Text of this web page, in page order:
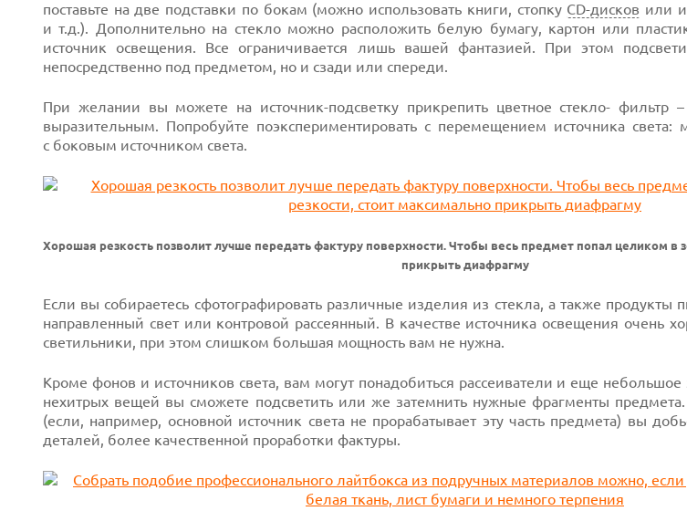
поставьте на две подставки по бокам (можно использовать книги, стопку CD-дисков или
и т.д.). Дополнительно на стекло можно расположить белую бумагу, картон или
источник освещения. Все ограничивается лишь вашей фантазией. При этом
непосредственно под предметом, но и сзади или спереди.
При желании вы можете на источник-подсветкуприкрепить цветное стекло- фильтр
выразительным. Попробуйте поэкспериментировать с перемещением источника света:
с боковым источником света.
Хорошая резкость позволит лучше передать фактуру поверхности. Чтобы весь предмет попал целиком в
прикрыть диафрагму
Если вы собираетесь сфотографировать различные изделия из стекла, а также продукты
направленный свет или контровой рассеянный. В качестве источника освещения очень
светильники, при этом слишком большая мощность вам не нужна.
Кроме фонов и источников света, вам могут понадобиться рассеиватели и еще
нехитрых вещей вы сможете подсветить или же затемнить нужные фрагменты предмета.
(если, например, основной источник света не прорабатывает эту часть предмета) вы
деталей, более качественной проработки фактуры.